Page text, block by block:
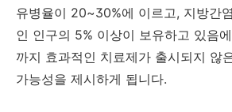
유병율이 20~30%에 이르고, 지방간
인 인구의 5% 이상이 보유하고 있음
까지 효과적인 치료제가 출시되지 않
가능성을 제시하게 됩니다.